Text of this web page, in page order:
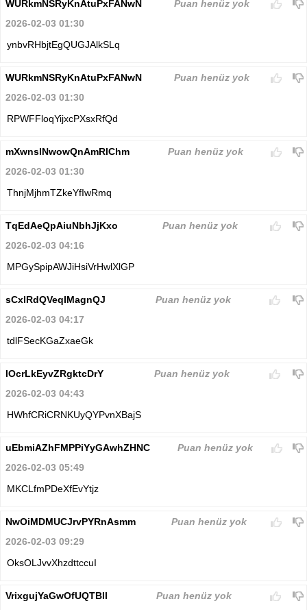
WURkmNSRyKnAtuPxFANwN
Puan henüz yok
2026-02-03 01:30
ynbvRHbjtEgQUGJAlkSLq
WURkmNSRyKnAtuPxFANwN
Puan henüz yok
2026-02-03 01:30
RPWFFloqYijxcPXsxRfQd
mXwnslNwowQnAmRlChm
Puan henüz yok
2026-02-03 01:30
ThnjMjhmTZkeYfIwRmq
TqEdAeQpAiuNbhJjKxo
Puan henüz yok
2026-02-03 04:16
MPGySpipAWJiHsiVrHwlXlGP
sCxlRdQVeqIMagnQJ
Puan henüz yok
2026-02-03 04:17
tdlFSecKGaZxaeGk
lOcrLkEyvZRgktcDrY
Puan henüz yok
2026-02-03 04:43
HWhfCRiCRNKUyQYPvnXBajS
uEbmiAZhFMPPiYyGAwhZHNC
Puan henüz yok
2026-02-03 05:49
MKCLfmPDeXfEvYtjz
NwOiMDMUCJrvPYRnAsmm
Puan henüz yok
2026-02-03 09:29
OksOLJvvXhzdttccuI
VrixgujYaGwOfUQTBIl
Puan henüz yok